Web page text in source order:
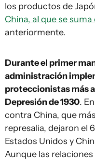
los productos de
China, al que se suma
anteriormente.
Durante el primer
administración
proteccionistas más
Depresión de 1930.
contra China, que
represalia, dejaron el
Estados Unidos y
Aunque las